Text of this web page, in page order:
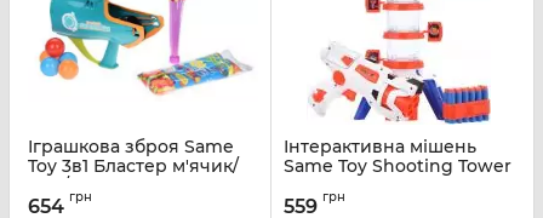
Іграшкова зброя Same
Toy 3в1 Бластер м'ячик/
сніг/вода, 33см,
бірюзовий
654 грн
Інтерактивна мішень
Same Toy Shooting Tower
559 грн